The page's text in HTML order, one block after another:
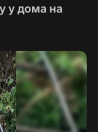
у дома на